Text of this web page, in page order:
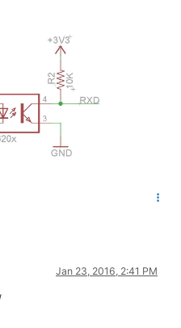
Jan 23, 2016, 2:41 PM